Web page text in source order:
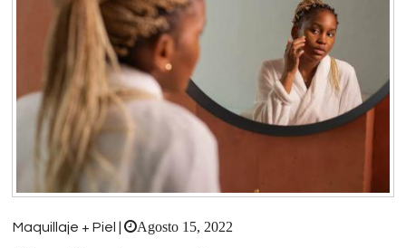
Maquillaje + Piel | Agosto 15, 2022